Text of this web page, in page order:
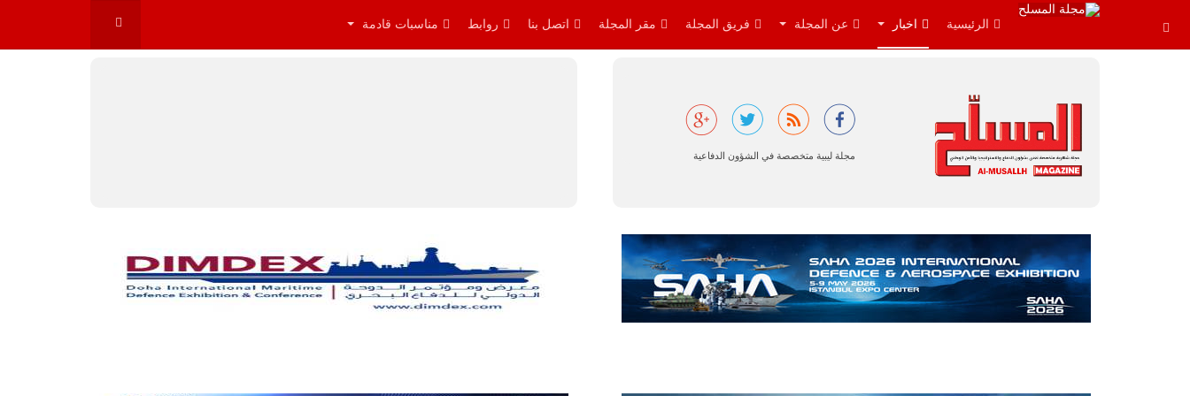
الرئيسية اخبار عن المجلة فريق المجلة مقر المجلة اتصل بنا روابط مناسبات قادمة
مجلة ليبية متخصصة في الشؤون الدفاعية
سوق عالمي
لطائرة الهجوم